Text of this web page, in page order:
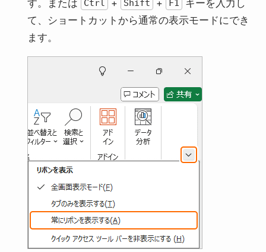
す。または Ctrl + Shift + F1
キーを入力し
て、ショートカットから通常の表示モードにでき
ます。